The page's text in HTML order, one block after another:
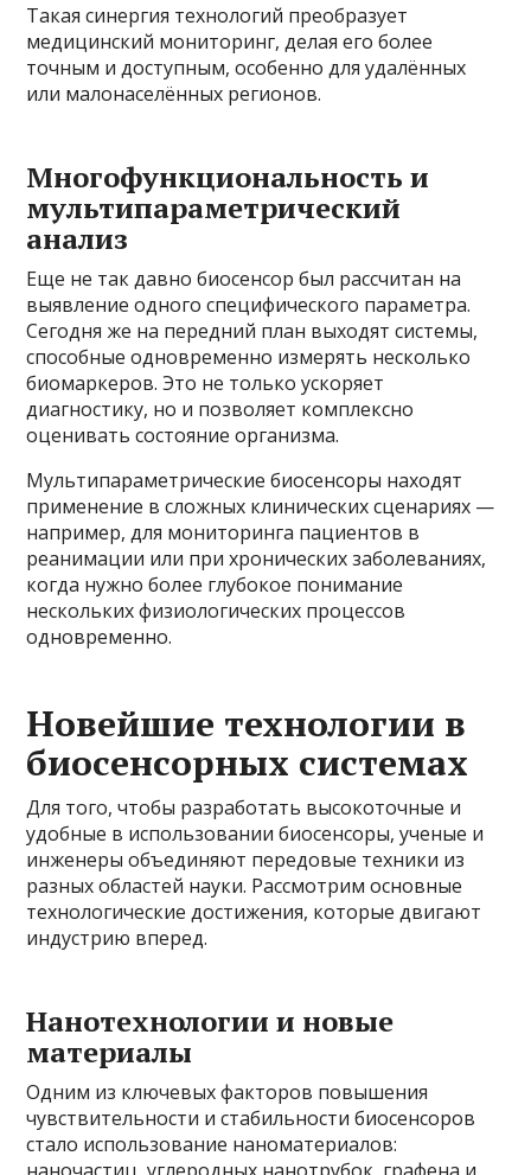
Такая синергия технологий преобразует
медицинский мониторинг, делая его более
точным и доступным, особенно для удалённых
или малонаселённых регионов.
Многофункциональность и
мультипараметрический
анализ
Еще не так давно биосенсор был рассчитан на
выявление одного специфического параметра.
Сегодня же на передний план выходят системы,
способные одновременно измерять несколько
биомаркеров. Это не только ускоряет
диагностику, но и позволяет комплексно
оценивать состояние организма.
Мультипараметрические биосенсоры находят
применение в сложных клинических сценариях —
например, для мониторинга пациентов в
реанимации или при хронических заболеваниях,
когда нужно более глубокое понимание
нескольких физиологических процессов
одновременно.
Новейшие технологии в
биосенсорных системах
Для того, чтобы разработать высокоточные и
удобные в использовании биосенсоры, ученые и
инженеры объединяют передовые техники из
разных областей науки. Рассмотрим основные
технологические достижения, которые двигают
индустрию вперед.
Нанотехнологии и новые
материалы
Одним из ключевых факторов повышения
чувствительности и стабильности биосенсоров
стало использование наноматериалов: